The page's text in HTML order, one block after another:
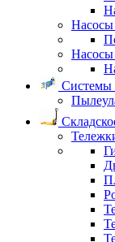
Насосы
Системы